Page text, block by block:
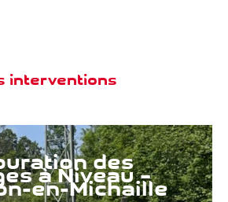
interventions
des
à Niveau –
en-Michaille